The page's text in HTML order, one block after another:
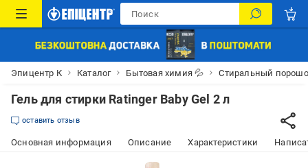
Эпицентр К Каталог Бытовая химия 💦 Стиральный
Гель для стирки Ratinger Baby Gel 2 л
оставить отзыв
Основная информация Описание Характеристики